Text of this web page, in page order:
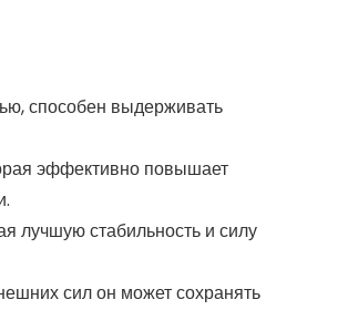
способен выдерживать
эффективно повышает
лучшую стабильность и силу
сил он может сохранять